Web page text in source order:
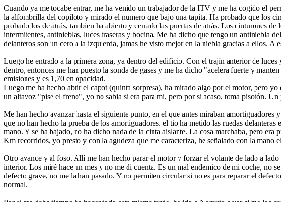
Cuando ya me tocabe entrar, me ha venido un trabajador de la ITV y me ha cogido el
la alfombrilla del copiloto y mirado el numero que bajo una tapita. Ha probado que los
probado los de atrás, tambien ha abierto y cerrado las puertas de atrás. Los cinturones
intermitentes, antinieblas, luces traseras y bocina. Me ha dicho que tengo un antiniebla
delanteros son un cero a la izquierda, jamas he visto mejor en la niebla gracias a ellos. A
Luego he entrado a la primera zona, ya dentro del edificio. Con el trajín anterior de
dentro, entonces me han puesto la sonda de gases y me ha dicho "acelera fuerte y
emisiones y es 1,70 en opacidad.
Luego me ha hecho abrir el capot (quinta sorpresa), ha mirado algo por el motor, pero
un altavoz "pise el freno", yo no sabia si era para mi, pero por si acaso, toma pisotón. Un
Me han hecho avanzar hasta el siguiente punto, en el que antes miraban
que no han hecho la prueba de los amortiguadores, el tio ha metido las ruedas
mano. Y se ha bajado, no ha dicho nada de la cinta aislante. La cosa marchaba, pero
Km recorridos, yo presto y con la agudeza que me caracteriza, he señalado con la
Otro avance y al foso. Allí me han hecho parar el motor y forzar el volante de lado a
interior. Los miré hace un mes y no me di cuenta. Es un mal endemico de mi coche, no
defecto grave, no me la han pasado. Y no permiten circular si no es para reparar el
normal.